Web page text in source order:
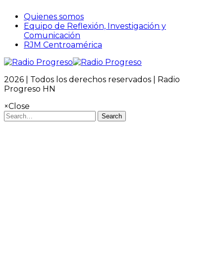
Quienes somos
Equipo de Reflexión, Investigación y
Comunicación
RJM Centroamérica
2026 | Todos los derechos reservados | Radio
Progreso HN
×Close
Search